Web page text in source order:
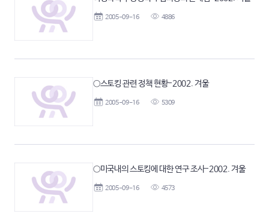
2005-09-16 4886
○스토킹 관련 정책 현황-2002. 겨울
2005-09-16 5309
○미국내의 스토킹에 대한 연구 조사-2002. 겨울
2005-09-16 4573